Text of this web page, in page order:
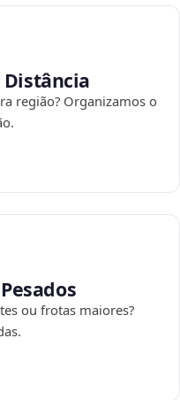
Distância
região? Organizamos o
ou frotas maiores?